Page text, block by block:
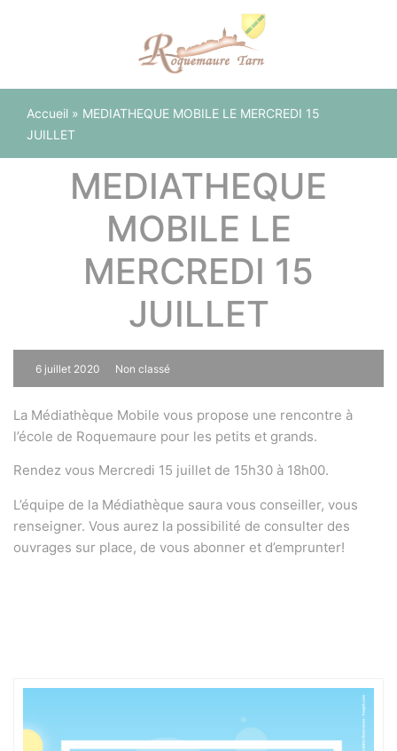
Accueil » MEDIATHEQUE MOBILE LE MERCREDI 15
JUILLET
MEDIATHEQUE
MOBILE LE
MERCREDI 15
JUILLET
6 juillet 2020 Non classé
La Médiathèque Mobile vous propose une rencontre à
l’école de Roquemaure pour les petits et grands.
Rendez vous Mercredi 15 juillet de 15h30 à 18h00.
L’équipe de la Médiathèque saura vous conseiller, vous
renseigner. Vous aurez la possibilité de consulter des
ouvrages sur place, de vous abonner et d’emprunter!